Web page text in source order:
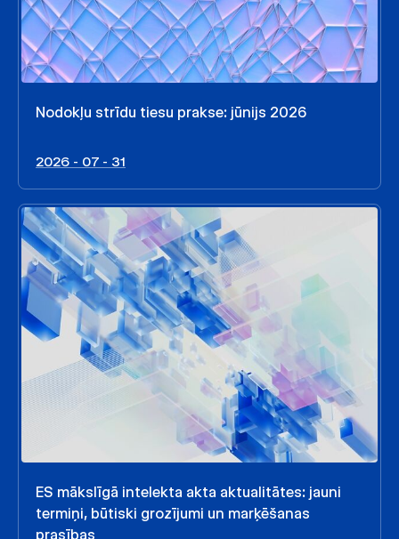
Nodokļu strīdu tiesu prakse: jūnijs 2026
2026 - 07 - 31
ES mākslīgā intelekta akta aktualitātes: jauni
termiņi, būtiski grozījumi un marķēšanas
prasības